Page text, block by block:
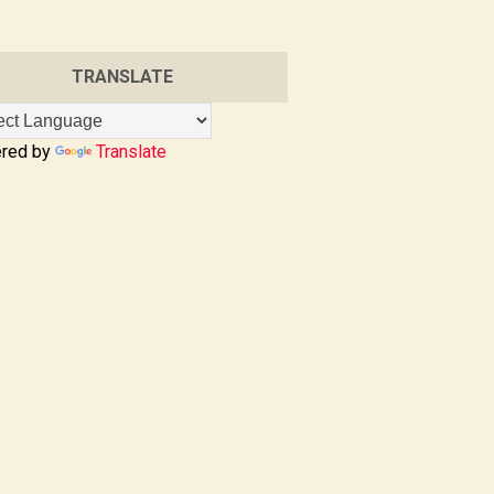
TRANSLATE
by Translate